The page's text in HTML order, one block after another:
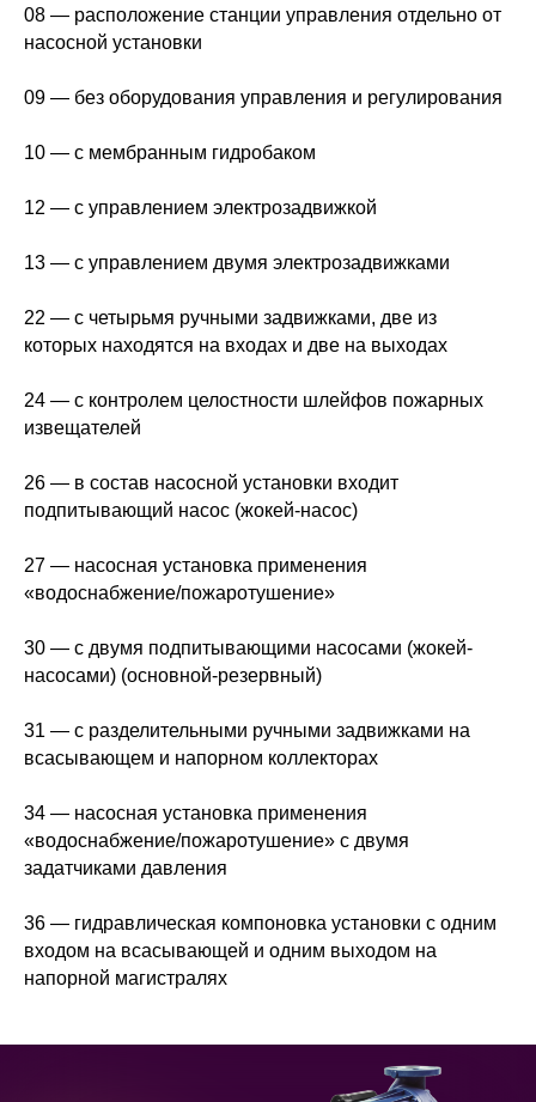
08 — расположение станции управления отдельно от
насосной установки
09 — без оборудования управления и регулирования
10 — с мембранным гидробаком
12 — с управлением электрозадвижкой
13 — с управлением двумя электрозадвижками
22 — с четырьмя ручными задвижками, две из
которых находятся на входах и две на выходах
24 — с контролем целостности шлейфов пожарных
извещателей
26 — в состав насосной установки входит
подпитывающий насос (жокей-насос)
27 — насосная установка применения
«водоснабжение/пожаротушение»
30 — с двумя подпитывающими насосами (жокей-
насосами) (основной-резервный)
31 — с разделительными ручными задвижками на
всасывающем и напорном коллекторах
34 — насосная установка применения
«водоснабжение/пожаротушение» с двумя
задатчиками давления
36 — гидравлическая компоновка установки с одним
входом на всасывающей и одним выходом на
напорной магистралях